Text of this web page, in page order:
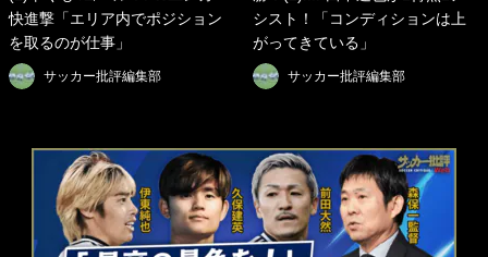
快進撃「エリア内でポジション
を取るのが仕事」
サッカー批評編集部
シスト！「コンディションは上
がってきている」
サッカー批評編集部